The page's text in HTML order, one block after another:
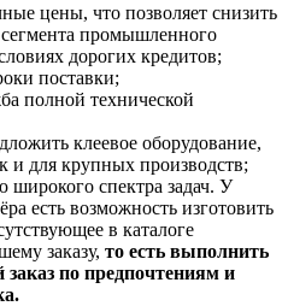
цены, что позволяет снизить
промышленного
дорогих кредитов;
поставки;
полной технической
клеевое оборудование,
и для крупных производств;
спектра задач. У
есть возможность изготовить
в каталоге
заказу, то есть выполнить
по предпочтениям и